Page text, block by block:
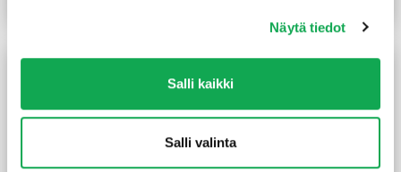
Näytä tiedot
Salli kaikki
Salli valinta